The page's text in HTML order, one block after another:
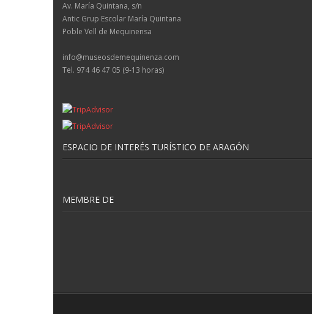
Av. María Quintana, s/n
Antic Grup Escolar María Quintana
Poble Vell de Mequinensa
info@museosdemequinenza.com
Tel. 974 46 47 05 (9-13 horas)
ESPACIO DE INTERÉS TURÍSTICO DE ARAGÓN
MEMBRE DE